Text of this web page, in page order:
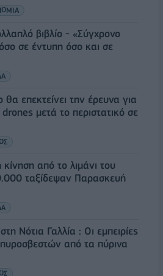
βιβλίο - «Σύγχρονο
σε έντυπη όσο και σε
θα επεκτείνει την έρευνα για
μετά το περιστατικό σε
από το λιμάνι του
ταξίδεψαν Παρασκευή
Νότια Γαλλία : Οι εμπειρίες
από τα πύρινα